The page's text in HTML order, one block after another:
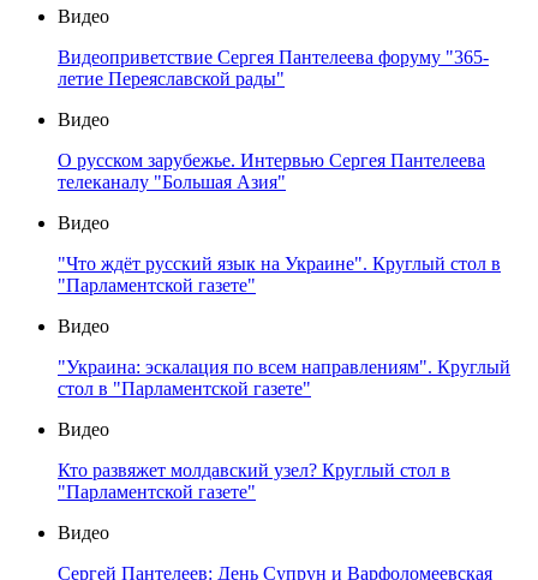
Видео
Видеоприветствие Сергея Пантелеева форуму "365-
летие Переяславской рады"
Видео
О русском зарубежье. Интервью Сергея Пантелеева
телеканалу "Большая Азия"
Видео
"Что ждёт русский язык на Украине". Круглый стол в
"Парламентской газете"
Видео
"Украина: эскалация по всем направлениям". Круглый
стол в "Парламентской газете"
Видео
Кто развяжет молдавский узел? Круглый стол в
"Парламентской газете"
Видео
Сергей Пантелеев: День Супрун и Варфоломеевская